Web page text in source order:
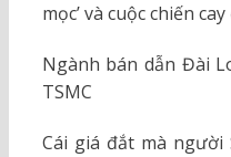
mọc’ và cuộc chiến
Ngành bán dẫn Đài
TSMC
Cái giá đắt mà